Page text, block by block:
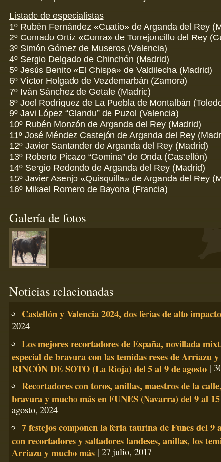
Listado de especialistas
1º Rubén Fernández «Cuatio» de Arganda del Rey
2º Conrado Ortíz «Conra» de Torrejoncillo del Rey
3º Simón Gómez de Museros (Valencia)
4º Sergio Delgado de Chinchón (Madrid)
5º Jesús Benito «El Chispa» de Valdilecha (Madrid)
6º Víctor Holgado de Vezdemarbán (Zamora)
7º Iván Sánchez de Getafe (Madrid)
8º Joel Rodríguez de La Puebla de Montalbán
9º Javi López “Glandu” de Puzol (Valencia)
10º Rubén Monzón de Arganda del Rey (Madrid)
11º José Méndez Castejón de Arganda del Rey
12º Javier Santander de Arganda del Rey (Madrid)
13º Roberto Picazo “Gomina” de Onda (Castellón)
14º Sergio Redondo de Arganda del Rey (Madrid)
15º Javier Asenjo «Quisquilla» de Arganda del Rey
16º Mikael Romero de Bayona (Francia)
Galería de fotos
Noticias relacionadas
Castellón y Valencia 2024, dos ferias de alto impacto
2024
Los mejores recortadores de España, novillada
especial de bravura con las temidas reses de Arriazu y
RINCÓN DE SOTO (La Rioja) del 5 al 9 de agosto|
Recortadores con toros, anillas, maestros de la
bravura y mucho más en FUNES (Navarra) del 9 al 15
agosto, 2024
7 festejos componen la feria taurina de Funes del 9
con recortadores y saltadores landeses, anillas, los
Arriazu y mucho más| 27 julio, 2017